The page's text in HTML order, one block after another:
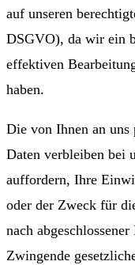
auf unseren
DSGVO), da wir ein
effektiven
haben.
Die von Ihnen an uns
Daten verbleiben bei
auffordern, Ihre
oder der Zweck für
nach
Zwingende